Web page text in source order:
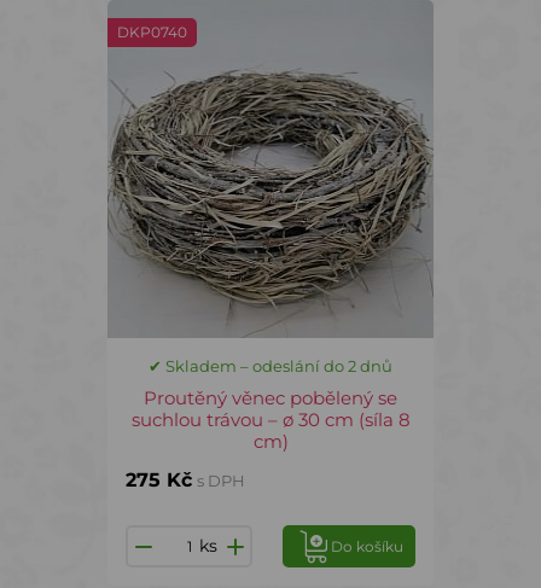
DKP0740
✔ Skladem – odeslání do 2 dnů
Proutěný věnec pobělený se
suchlou trávou – ø 30 cm (síla 8
cm)
275 Kč s DPH
ks Do košíku